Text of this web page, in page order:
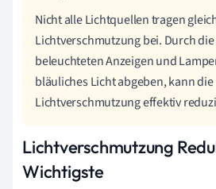
Nicht alle Lichtquellen tragen
Lichtverschmutzung bei. Durch
beleuchteten Anzeigen und
bläuliches Licht abgeben, kann die
Lichtverschmutzung effektiv
Lichtverschmutzung
Wichtigste